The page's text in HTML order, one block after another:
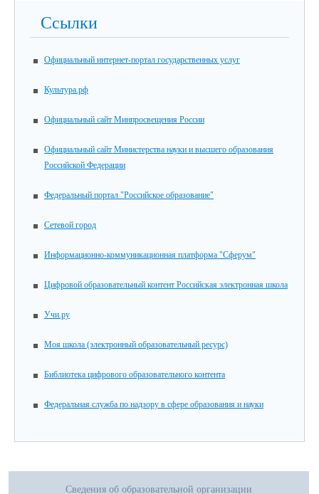
Ссылки
Официальный интернет-портал государственных услуг
Культура.рф
Официальный сайт Минпросвещения России
Официальный сайт Министерства науки и высшего образования
Российской Федерации
Федеральный портал "Российское образование"
Сетевой город
Информационно-коммуникационная платформа "Сферум"
Цифровой образовательный контент Российская электронная школа
Учи.ру
Моя школа (электронный образовательный ресурс)
Библиотека цифрового образовательного контента
Федеральная служба по надзору в сфере образования и науки
Сведения об образовательной организации